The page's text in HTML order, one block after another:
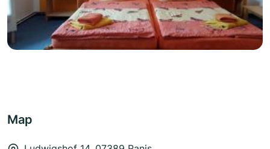
Map